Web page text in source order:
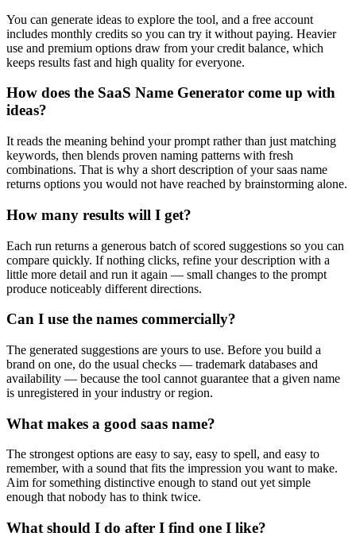
You can generate ideas to explore the tool, and a free account
includes monthly credits so you can try it without paying. Heavier
use and premium options draw from your credit balance, which
keeps results fast and high quality for everyone.
How does the SaaS Name Generator come up with
ideas?
It reads the meaning behind your prompt rather than just matching
keywords, then blends proven naming patterns with fresh
combinations. That is why a short description of your saas name
returns options you would not have reached by brainstorming alone.
How many results will I get?
Each run returns a generous batch of scored suggestions so you can
compare quickly. If nothing clicks, refine your description with a
little more detail and run it again — small changes to the prompt
produce noticeably different directions.
Can I use the names commercially?
The generated suggestions are yours to use. Before you build a
brand on one, do the usual checks — trademark databases and
availability — because the tool cannot guarantee that a given name
is unregistered in your industry or region.
What makes a good saas name?
The strongest options are easy to say, easy to spell, and easy to
remember, with a sound that fits the impression you want to make.
Aim for something distinctive enough to stand out yet simple
enough that nobody has to think twice.
What should I do after I find one I like?